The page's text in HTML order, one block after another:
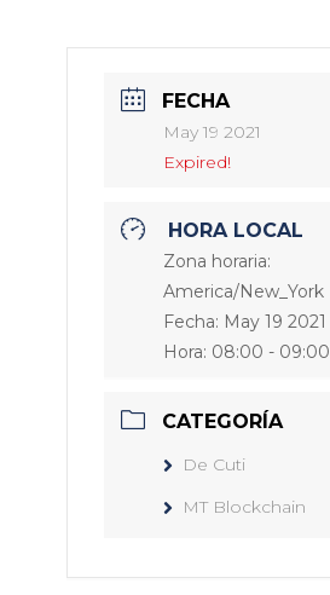
FECHA
May 19 2021
Expired!
HORA LOCAL
Zona horaria:
America/New_York
Fecha: May 19 2021
Hora: 08:00 - 09:00
CATEGORÍA
De Cuti
MT Blockchain